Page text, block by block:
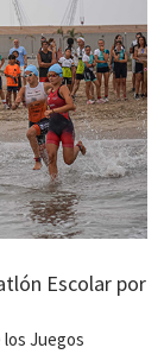
Escolar por
Juegos